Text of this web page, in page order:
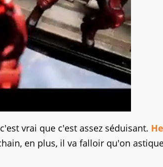
vrai que c'est assez séduisant.
en plus, il va falloir qu'on